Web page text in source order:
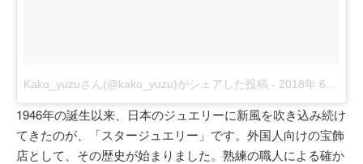
Kako_yuzuさん(@kako_yuzu)がシェアした投稿 - 2018年 6月月1日午前6時46分PDT
1946年の誕生以来、日本のジュエリーに新風を吹き込み続け
てきたのが、「スタージュエリー」です。外国人向けの宝飾
店として、その歴史が始まりました。熟練の職人による確か